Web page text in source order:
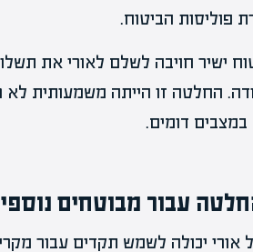
פוליסות הביטוח.
ישיר חויבה לשלם לאורי את
החלטה זו הייתה משמעותית לא
דומים.
עבור מבוטחים
אורי יכולה לשמש תקדים עבור